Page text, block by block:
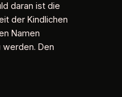
daran ist die
der Kindlichen
Namen
werden. Den